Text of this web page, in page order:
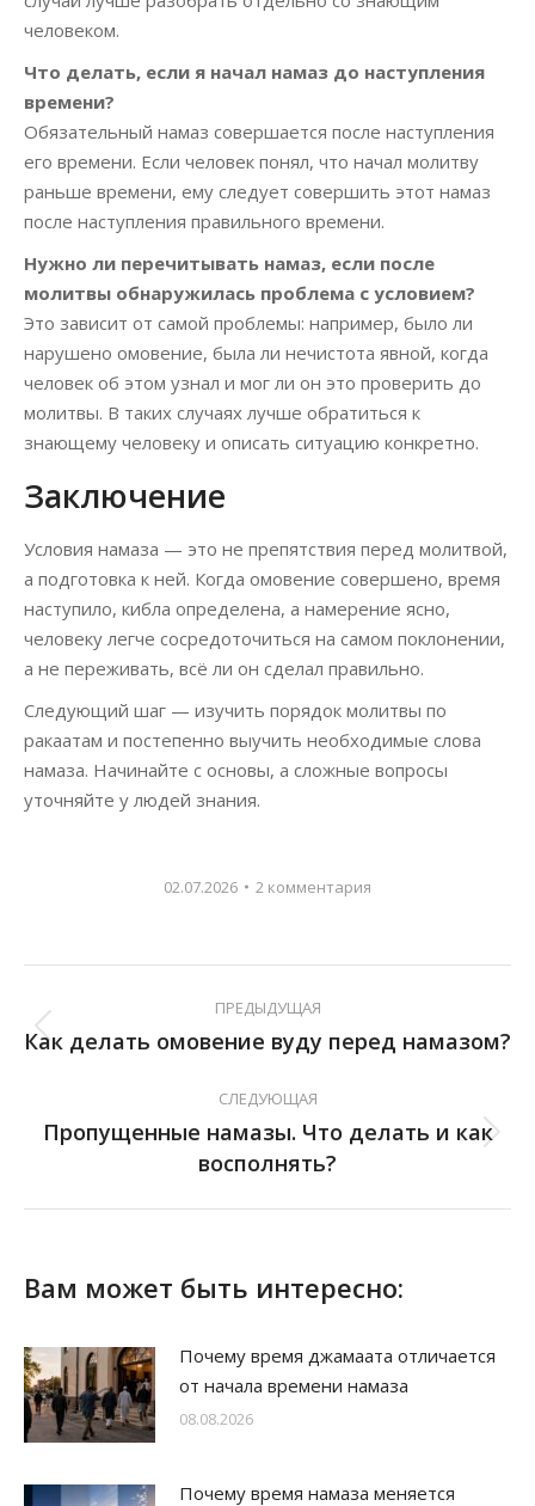
человеком.
Что делать, если я начал намаз до наступления
времени?
Обязательный намаз совершается после наступления
его времени. Если человек понял, что начал молитву
раньше времени, ему следует совершить этот намаз
после наступления правильного времени.
Нужно ли перечитывать намаз, если после
молитвы обнаружилась проблема с условием?
Это зависит от самой проблемы: например, было ли
нарушено омовение, была ли нечистота явной, когда
человек об этом узнал и мог ли он это проверить до
молитвы. В таких случаях лучше обратиться к
знающему человеку и описать ситуацию конкретно.
Заключение
Условия намаза — это не препятствия перед молитвой,
а подготовка к ней. Когда омовение совершено, время
наступило, кибла определена, а намерение ясно,
человеку легче сосредоточиться на самом поклонении,
а не переживать, всё ли он сделал правильно.
Следующий шаг — изучить порядок молитвы по
ракаатам и постепенно выучить необходимые слова
намаза. Начинайте с основы, а сложные вопросы
уточняйте у людей знания.
02.07.2026 2 комментария
ПРЕДЫДУЩАЯ
Как делать омовение вуду перед намазом?
СЛЕДУЮЩАЯ
Пропущенные намазы. Что делать и как
восполнять?
Вам может быть интересно:
Почему время джамаата отличается
от начала времени намаза
08.08.2026
Почему время намаза меняется